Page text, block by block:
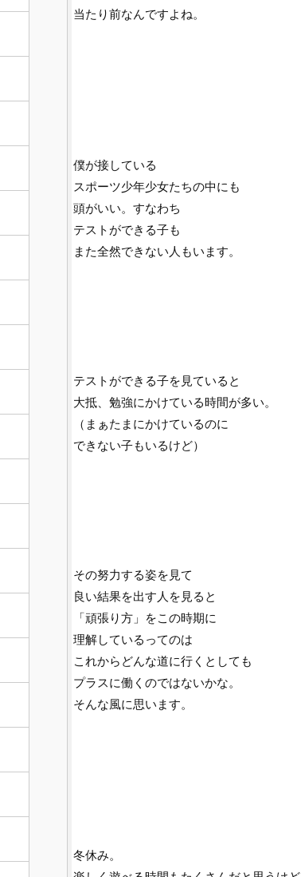
当たり前なんですよね。
僕が接している
スポーツ少年少女たちの中にも
頭がいい。すなわち
テストができる子も
また全然できない人もいます。
テストができる子を見ていると
大抵、勉強にかけている時間が多い。
（まぁたまにかけているのに
できない子もいるけど）
その努力する姿を見て
良い結果を出す人を見ると
「頑張り方」をこの時期に
理解しているってのは
これからどんな道に行くとしても
プラスに働くのではないかな。
そんな風に思います。
冬休み。